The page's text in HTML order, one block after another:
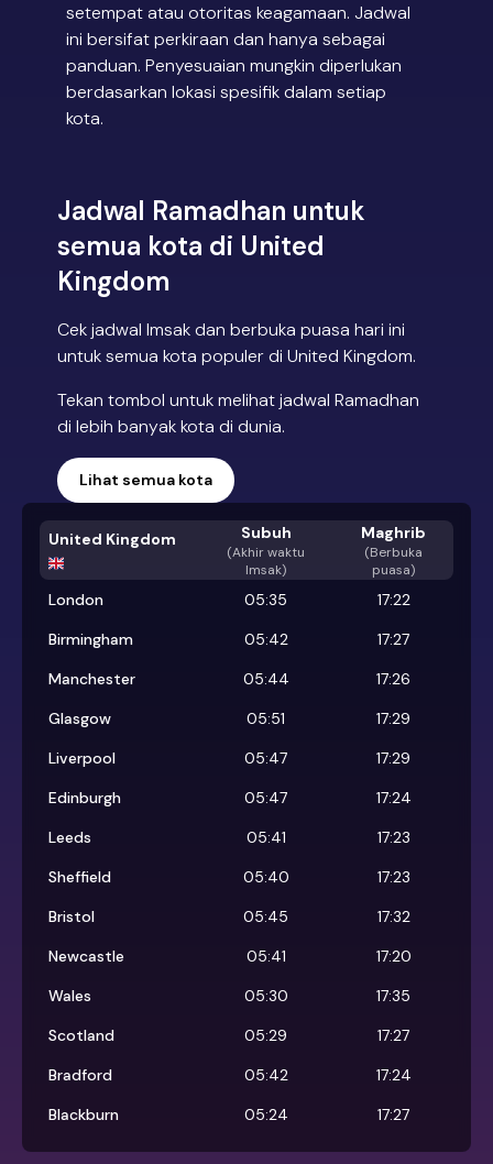
setempat atau otoritas keagamaan. Jadwal
ini bersifat perkiraan dan hanya sebagai
panduan. Penyesuaian mungkin diperlukan
berdasarkan lokasi spesifik dalam setiap
kota.
Jadwal Ramadhan untuk
semua kota di United
Kingdom
Cek jadwal Imsak dan berbuka puasa hari ini
untuk semua kota populer di United Kingdom.
Tekan tombol untuk melihat jadwal Ramadhan
di lebih banyak kota di dunia.
Lihat semua kota
United Kingdom Subuh
(Akhir waktu
Imsak)
Maghrib
(Berbuka
puasa)
London 05:35
17:22
Birmingham
05:42
17:27
Manchester
05:44
17:26
Glasgow
05:51
17:29
Liverpool
05:47
17:29
Edinburgh
05:47
17:24
Leeds
05:41
17:23
Sheffield
05:40
17:23
Bristol
05:45
17:32
Newcastle
05:41
17:20
Wales
05:30
17:35
Scotland
05:29
17:27
Bradford
05:42
17:24
Blackburn
05:24 17:27